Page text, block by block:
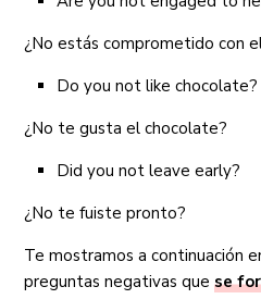
¿No estás comprometido con
Do you not like chocolate?
¿No te gusta el chocolate?
Did you not leave early?
¿No te fuiste pronto?
Te mostramos a continuación
preguntas negativas quese